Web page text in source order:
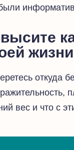
жизни
откуда
вес и что с